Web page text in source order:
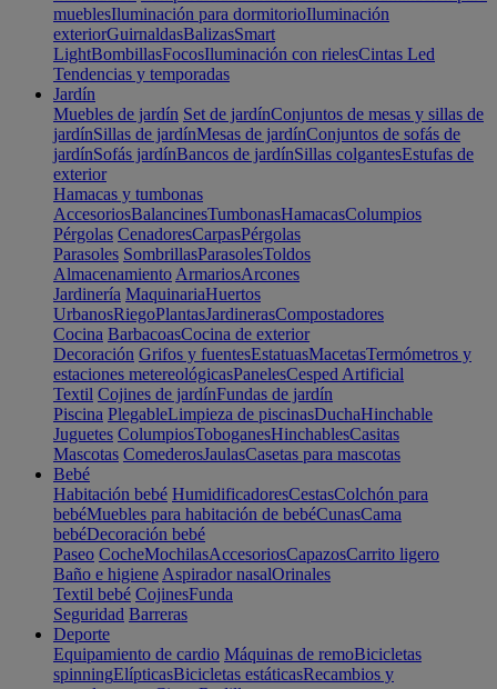
mueblesIluminación para dormitorioIluminación
exteriorGuirnaldasBalizasSmart
LightBombillasFocosIluminación con rielesCintas Led
Tendencias y temporadas
Jardín
Muebles de jardín Set de jardínConjuntos de mesas y sillas de
jardínSillas de jardínMesas de jardínConjuntos de sofás de
jardínSofás jardínBancos de jardínSillas colgantesEstufas de
exterior
Hamacas y tumbonas
AccesoriosBalancinesTumbonasHamacasColumpios
Pérgolas CenadoresCarpasPérgolas
Parasoles SombrillasParasolesToldos
Almacenamiento ArmariosArcones
Jardinería MaquinariaHuertos
UrbanosRiegoPlantasJardinerasCompostadores
Cocina BarbacoasCocina de exterior
Decoración Grifos y fuentesEstatuasMacetasTermómetros y
estaciones metereológicasPanelesCesped Artificial
Textil Cojines de jardínFundas de jardín
Piscina PlegableLimpieza de piscinasDuchaHinchable
Juguetes ColumpiosToboganesHinchablesCasitas
Mascotas ComederosJaulasCasetas para mascotas
Bebé
Habitación bebé HumidificadoresCestasColchón para
bebéMuebles para habitación de bebéCunasCama
bebéDecoración bebé
Paseo CocheMochilasAccesoriosCapazosCarrito ligero
Baño e higiene Aspirador nasalOrinales
Textil bebé CojinesFunda
Seguridad Barreras
Deporte
Equipamiento de cardio Máquinas de remoBicicletas
spinningElípticasBicicletas estáticasRecambios y